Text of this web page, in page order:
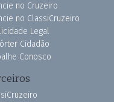
no Cruzeiro
no ClassiCruzeiro
Legal
Cidadão
Conosco